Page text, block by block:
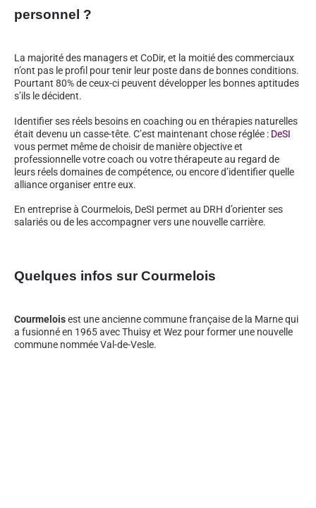
personnel ?
La majorité des managers et CoDir, et la moitié des commerciaux
n’ont pas le profil pour tenir leur poste dans de bonnes conditions.
Pourtant 80% de ceux-ci peuvent développer les bonnes aptitudes
s’ils le décident.
Identifier ses réels besoins en coaching ou en thérapies naturelles
était devenu un casse-tête. C’est maintenant chose réglée : DeSI
vous permet même de choisir de manière objective et
professionnelle votre coach ou votre thérapeute au regard de
leurs réels domaines de compétence, ou encore d’identifier quelle
alliance organiser entre eux.
En entreprise à Courmelois, DeSI permet au DRH d’orienter ses
salariés ou de les accompagner vers une nouvelle carrière.
Quelques infos sur Courmelois
Courmeloisest une ancienne commune française de la Marne qui
a fusionné en 1965 avec Thuisy et Wez pour former une nouvelle
commune nommée Val-de-Vesle.